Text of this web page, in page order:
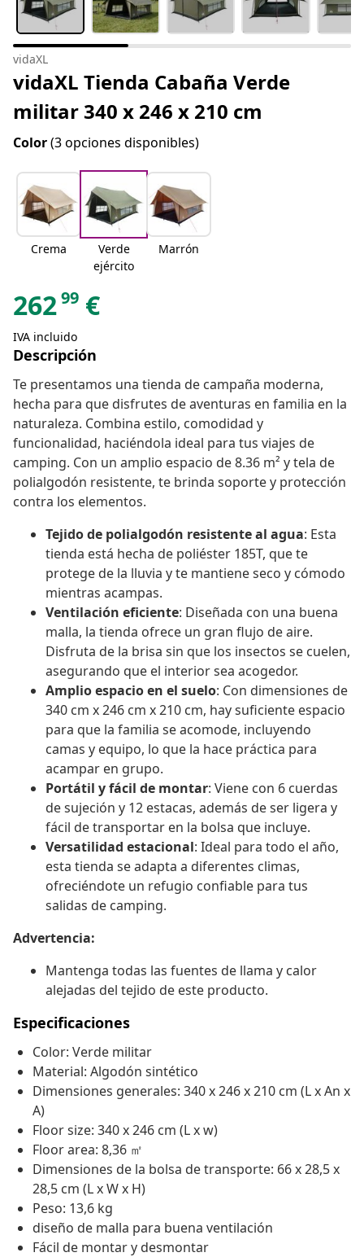
vidaXL
vidaXL Tienda Cabaña Verde
militar 340 x 246 x 210 cm
Color(3 opciones disponibles)
Crema
Verde
ejército
Marrón
26299 €
IVA incluido
Descripción
Te presentamos una tienda de campaña moderna,
hecha para que disfrutes de aventuras en familia en la
naturaleza. Combina estilo, comodidad y
funcionalidad, haciéndola ideal para tus viajes de
camping. Con un amplio espacio de 8.36 m² y tela de
polialgodón resistente, te brinda soporte y protección
contra los elementos.
Tejido de polialgodón resistente al agua: Esta
tienda está hecha de poliéster 185T, que te
protege de la lluvia y te mantiene seco y cómodo
mientras acampas.
Ventilación eficiente: Diseñada con una buena
malla, la tienda ofrece un gran flujo de aire.
Disfruta de la brisa sin que los insectos se cuelen,
asegurando que el interior sea acogedor.
Amplio espacio en el suelo: Con dimensiones de
340 cm x 246 cm x 210 cm, hay suficiente espacio
para que la familia se acomode, incluyendo
camas y equipo, lo que la hace práctica para
acampar en grupo.
Portátil y fácil de montar: Viene con 6 cuerdas
de sujeción y 12 estacas, además de ser ligera y
fácil de transportar en la bolsa que incluye.
Versatilidad estacional: Ideal para todo el año,
esta tienda se adapta a diferentes climas,
ofreciéndote un refugio confiable para tus
salidas de camping.
Advertencia:
Mantenga todas las fuentes de llama y calor
alejadas del tejido de este producto.
Especificaciones
Color: Verde militar
Material: Algodón sintético
Dimensiones generales: 340 x 246 x 210 cm (L x An x
A)
Floor size: 340 x 246 cm (L x w)
Floor area: 8,36 ㎡
Dimensiones de la bolsa de transporte: 66 x 28,5 x
28,5 cm (L x W x H)
Peso: 13,6 kg
diseño de malla para buena ventilación
Fácil de montar y desmontar